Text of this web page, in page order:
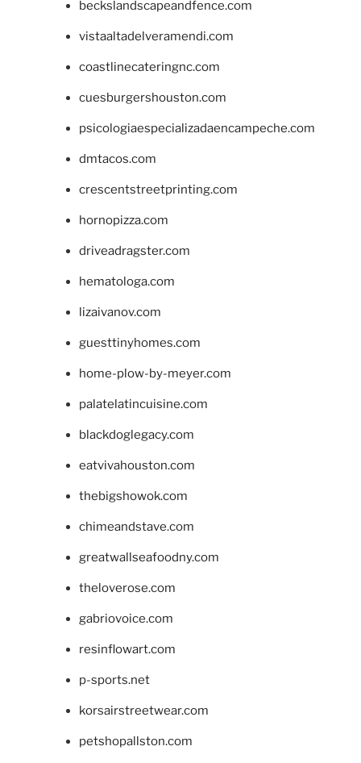
beckslandscapeandfence.com
vistaaltadelveramendi.com
coastlinecateringnc.com
cuesburgershouston.com
psicologiaespecializadaencampeche.com
dmtacos.com
crescentstreetprinting.com
hornopizza.com
driveadragster.com
hematologa.com
lizaivanov.com
guesttinyhomes.com
home-plow-by-meyer.com
palatelatincuisine.com
blackdoglegacy.com
eatvivahouston.com
thebigshowok.com
chimeandstave.com
greatwallseafoodny.com
theloverose.com
gabriovoice.com
resinflowart.com
p-sports.net
korsairstreetwear.com
petshopallston.com